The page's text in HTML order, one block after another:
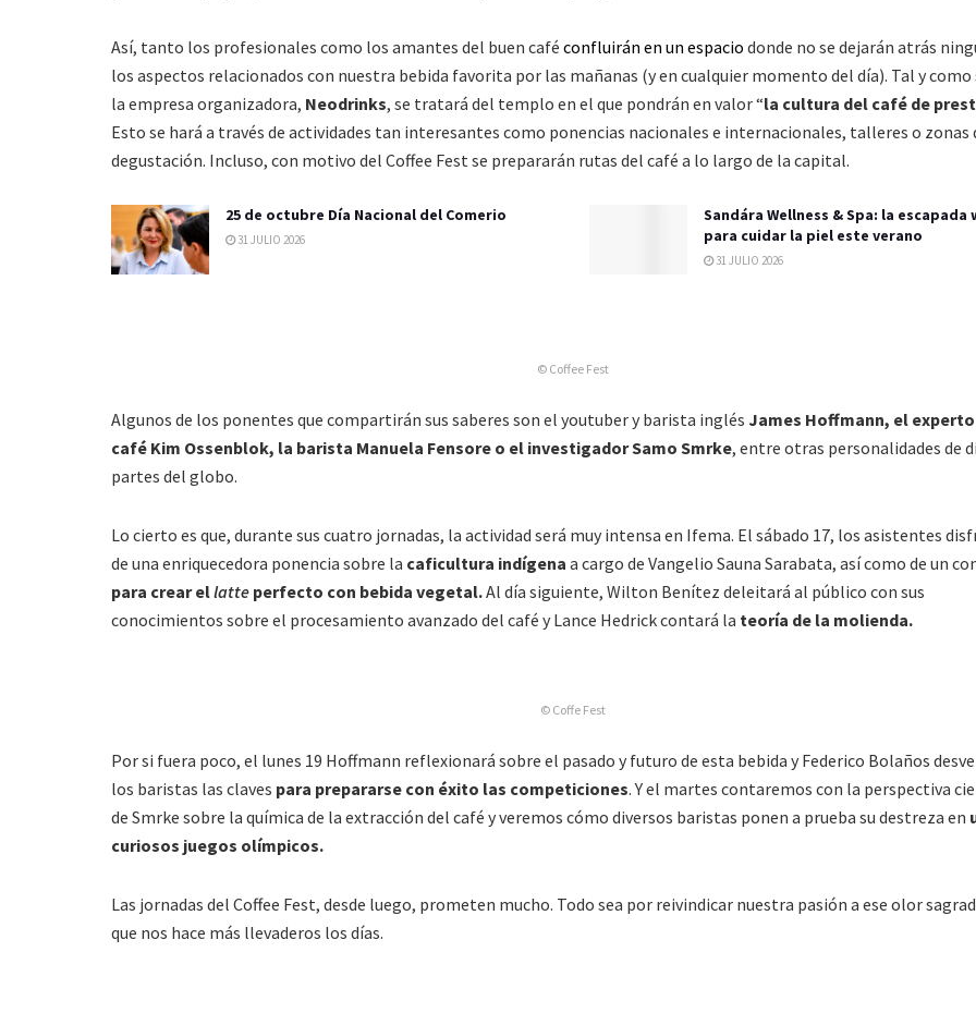
Así, tanto los profesionales como los amantes del buen café confluirán en un espacio donde no se dejarán atrás
los aspectos relacionados con nuestra bebida favorita por las mañanas (y en cualquier momento del día). Tal y como
la empresa organizadora, Neodrinks, se tratará del templo en el que pondrán en valor “la cultura del café de
Esto se hará a través de actividades tan interesantes como ponencias nacionales e internacionales, talleres o zonas
degustación. Incluso, con motivo del Coffee Fest se prepararán rutas del café a lo largo de la capital.
25 de octubre Día Nacional del Comerio
31 JULIO 2026
Sandára Wellness & Spa: la escapada
para cuidar la piel este verano
31 JULIO 2026
© Coffee Fest
Algunos de los ponentes que compartirán sus saberes son el youtuber y barista inglés James Hoffmann, el experto
café Kim Ossenblok, la barista Manuela Fensore o el investigador Samo Smrke, entre otras personalidades de
partes del globo.
Lo cierto es que, durante sus cuatro jornadas, la actividad será muy intensa en Ifema. El sábado 17, los asistentes
de una enriquecedora ponencia sobre la caficultura indígena a cargo de Vangelio Sauna Sarabata, así como de un
para crear ellatte perfecto con bebida vegetal.Al día siguiente, Wilton Benítez deleitará al público con sus
conocimientos sobre el procesamiento avanzado del café y Lance Hedrick contará la teoría de la molienda.
© Coffe Fest
Por si fuera poco, el lunes 19 Hoffmann reflexionará sobre el pasado y futuro de esta bebida y Federico Bolaños
los baristas las claves para prepararse con éxito las competiciones. Y el martes contaremos con la perspectiva
de Smrke sobre la química de la extracción del café y veremos cómo diversos baristas ponen a prueba su destreza en
curiosos juegos olímpicos.
Las jornadas del Coffee Fest, desde luego, prometen mucho. Todo sea por reivindicar nuestra pasión a ese olor
que nos hace más llevaderos los días.